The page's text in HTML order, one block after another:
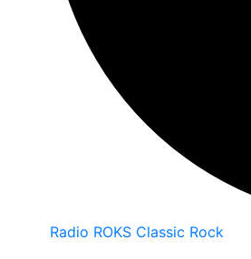
Radio ROKS Classic Rock